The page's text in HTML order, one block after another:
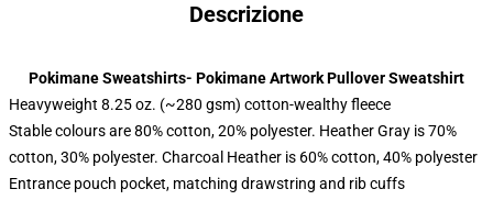
Descrizione
Pokimane Sweatshirts- Pokimane Artwork Pullover Sweatshirt
Heavyweight 8.25 oz. (~280 gsm) cotton-wealthy fleece
Stable colours are 80% cotton, 20% polyester. Heather Gray is 70%
cotton, 30% polyester. Charcoal Heather is 60% cotton, 40% polyester
Entrance pouch pocket, matching drawstring and rib cuffs